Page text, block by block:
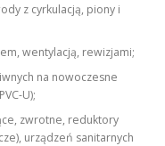
z cyrkulacją, piony i
wentylacją, rewizjami;
na nowoczesne
U);
zwrotne, reduktory
urządzeń sanitarnych